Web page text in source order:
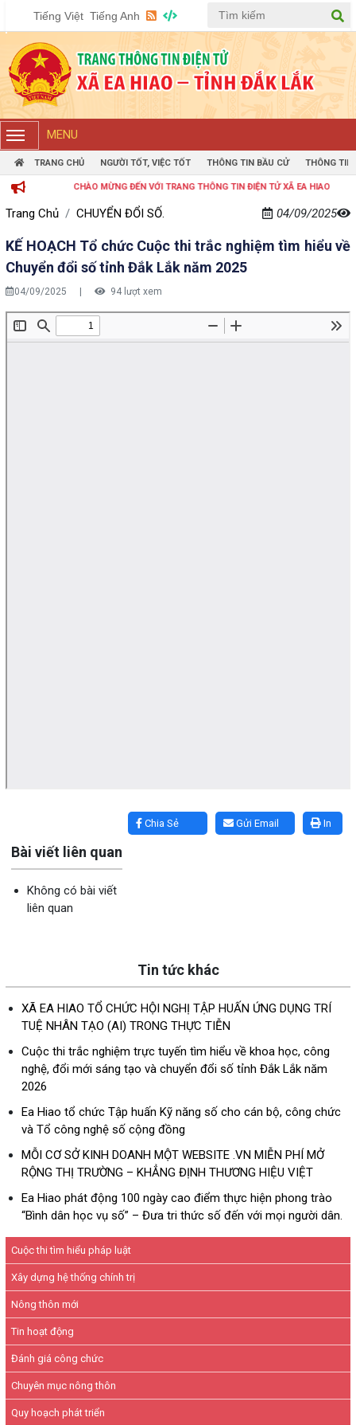
Tiếng Việt Tiếng Anh
MENU
TRANG CHỦ NGƯỜI TỐT, VIỆC TỐT THÔNG TIN BẦU CỬ THÔNG TIN
CHÀO MỪNG ĐẾN VỚI TRANG THÔNG TIN ĐIỆN TỬ XÃ EA HIAO
Cuộc thi tìm hiểu pháp luật
Xây dựng hệ thống chính trị
Nông thôn mới
Tin hoạt động
Đánh giá công chức
Chuyên mục nông thôn
Quy hoạch phát triển
Trang Chủ CHUYỂN ĐỔI SỐ. 04/09/2025
KẾ HOẠCH Tổ chức Cuộc thi trắc nghiệm tìm hiểu về
Chuyển đổi số tỉnh Đắk Lắk năm 2025
04/09/2025 94 lượt xem
In
Gửi Email
Chia Sẻ
Bài viết liên quan
Không có bài viết
liên quan
Tin tức khác
XÃ EA HIAO TỔ CHỨC HỘI NGHỊ TẬP HUẤN ỨNG DỤNG TRÍ
TUỆ NHÂN TẠO (AI) TRONG THỰC TIỄN
Cuộc thi trắc nghiệm trực tuyến tìm hiểu về khoa học, công
nghệ, đổi mới sáng tạo và chuyển đổi số tỉnh Đắk Lắk năm
2026
Ea Hiao tổ chức Tập huấn Kỹ năng số cho cán bộ, công chức
và Tổ công nghệ số cộng đồng
MỖI CƠ SỞ KINH DOANH MỘT WEBSITE .VN MIỄN PHÍ MỞ
RỘNG THỊ TRƯỜNG – KHẲNG ĐỊNH THƯƠNG HIỆU VIỆT
Ea Hiao phát động 100 ngày cao điểm thực hiện phong trào
“Bình dân học vụ số” – Đưa tri thức số đến với mọi người dân.